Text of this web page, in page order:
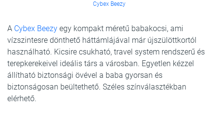
Cybex Beezy
A Cybex Beezy egy kompakt méretű babakocsi, ami
vízszintesre dönthető háttámlájával már újszülöttkortól
használható. Kicsire csukható, travel system rendszerű és
terepkerekeivel ideális társ a városban. Egyetlen kézzel
állítható biztonsági övével a baba gyorsan és
biztonságosan beültethető. Széles színválasztékban
elérhető.